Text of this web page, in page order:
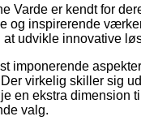
Varde er kendt for
og inspirerende
at udvikle innovative
imponerende
virkelig skiller sig
en ekstra dimension
valg.